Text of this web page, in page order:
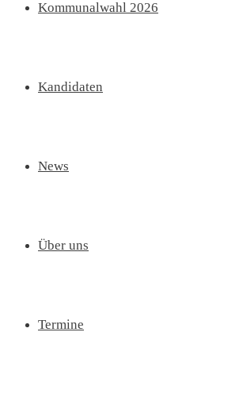
Kommunalwahl 2026
Kandidaten
News
Über uns
Termine